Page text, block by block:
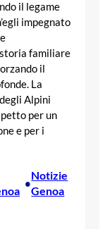
il legame
impegnato
storia familiare
il
La
Alpini
per un
e per i
•
Notizie
Genoa